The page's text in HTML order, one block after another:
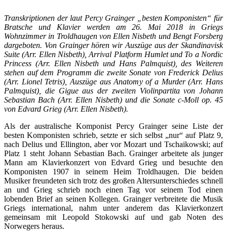
Transkriptionen der laut Percy Grainger „besten Komponisten“ für
Bratsche und Klavier werden am 26. Mai 2018 in Griegs
Wohnzimmer in Troldhaugen von Ellen Nisbeth und Bengt Forsberg
dargeboten. Von Grainger hören wir Auszüge aus der Skandinavisk
Suite (Arr. Ellen Nisbeth), Arrival Platform Humlet und To a Nordic
Princess (Arr. Ellen Nisbeth und Hans Palmquist), des Weiteren
stehen auf dem Programm die zweite Sonate von Frederick Delius
(Arr. Lionel Tetris), Auszüge aus Anatomy of a Murder (Arr. Hans
Palmquist), die Gigue aus der zweiten Violinpartita von Johann
Sebastian Bach (Arr. Ellen Nisbeth) und die Sonate c-Moll op. 45
von Edvard Grieg (Arr. Ellen Nisbeth).
Als der australische Komponist Percy Grainger seine Liste der
besten Komponisten schrieb, setzte er sich selbst „nur“ auf Platz 9,
nach Delius und Ellington, aber vor Mozart und Tschaikowski; auf
Platz 1 steht Johann Sebastian Bach. Grainger arbeitete als junger
Mann am Klavierkonzert von Edvard Grieg und besuchte den
Komponisten 1907 in seinem Heim Troldhaugen. Die beiden
Musiker freundeten sich trotz des großen Altersunterschiedes schnell
an und Grieg schrieb noch einen Tag vor seinem Tod einen
lobenden Brief an seinen Kollegen. Grainger verbreitete die Musik
Griegs international, nahm unter anderem das Klavierkonzert
gemeinsam mit Leopold Stokowski auf und gab Noten des
Norwegers heraus.